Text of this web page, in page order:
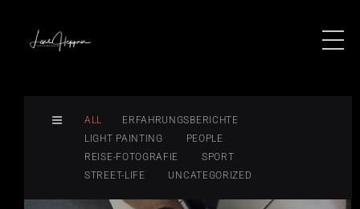
ALL
ERFAHRUNGSBERICHTE
LIGHT PAINTING
PEOPLE
REISE-FOTOGRAFIE
SPORT
STREET-LIFE
UNCATEGORIZED